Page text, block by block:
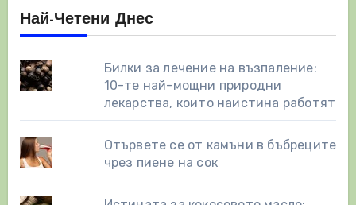
Най-Четени Днес
Билки за лечение на възпаление:
10-те най-мощни природни
лекарства, които наистина работят
Отървете се от камъни в бъбреците
чрез пиене на сок